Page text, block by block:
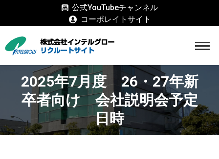
公式YouTubeチャンネル
コーポレイトサイト
2025年7月度 26・27年新
卒者向け 会社説明会予定
日時